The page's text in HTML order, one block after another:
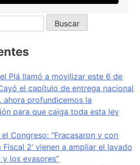
Plá llamó a movilizar este 6 de
el capítulo de entrega nacional
ahora profundicemos la
para que caiga toda esta ley
Congreso: “Fracasaron y con
Fiscal 2’ vienen a ampliar el lavado
los evasores”